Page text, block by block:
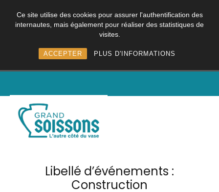
Ce site utilise des cookies pour assurer l'authentification des
internautes, mais également pour réaliser des statistiques de
visites.
ACCEPTER PLUS D'INFORMATIONS
Libellé d’événements :
Construction